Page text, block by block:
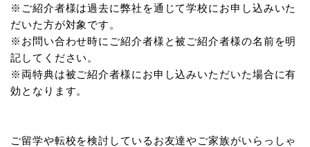
※ご紹介者様は過去に弊社を通じて学校にお申し込みいた
だいた方が対象です。
※お問い合わせ時にご紹介者様と被ご紹介者様の名前を明
記してください。
※両特典は被ご紹介者様にお申し込みいただいた場合に有
効となります。
ご留学や転校を検討しているお友達やご家族がいらっしゃ